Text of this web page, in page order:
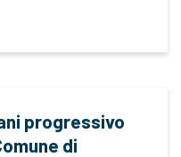
progressivo
di